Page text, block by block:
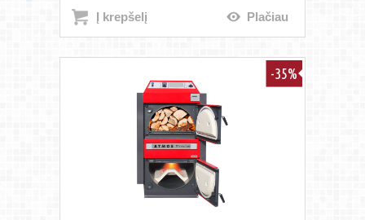
Į krepšelį Plačiau
-35%